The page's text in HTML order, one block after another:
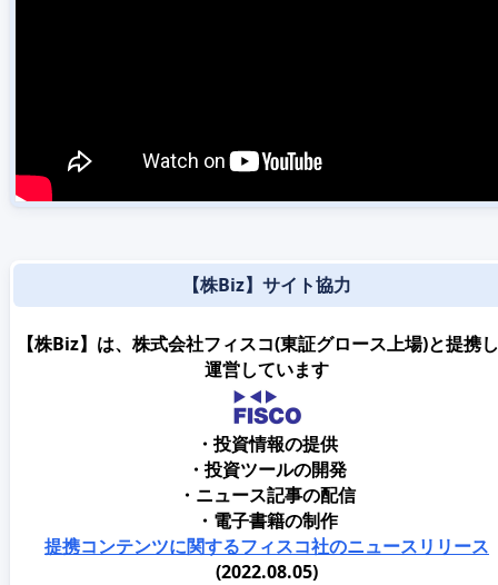
【株Biz】サイト協力
【株Biz】は、株式会社フィスコ(東証グロース上場)と提携
運営しています
・投資情報の提供
・投資ツールの開発
・ニュース記事の配信
・電子書籍の制作
提携コンテンツに関するフィスコ社のニュースリリース
(2022.08.05)